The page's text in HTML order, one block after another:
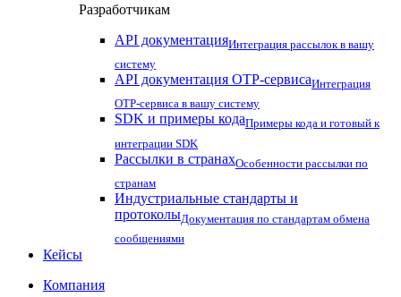
Разработчикам
API документацияИнтеграция рассылок в вашу
систему
API документация OTP-сервисаИнтеграция
OTP-сервиса в вашу систему
SDK и примеры кодаПримеры кода и готовый к
интеграции SDK
Рассылки в странахОсобенности рассылки по
странам
Индустриальные стандарты и
протоколыДокументация по стандартам обмена
сообщениями
Кейсы
Компания